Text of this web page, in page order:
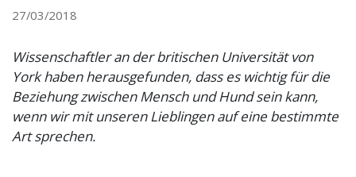
27/03/2018
Wissenschaftler an der britischen Universität von
York haben herausgefunden, dass es wichtig für die
Beziehung zwischen Mensch und Hund sein kann,
wenn wir mit unseren Lieblingen auf eine bestimmte
Art sprechen.